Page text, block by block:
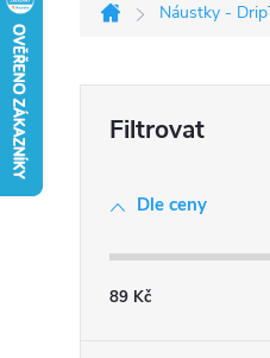
Domů
Náustky -
Dle ceny
89 Kč